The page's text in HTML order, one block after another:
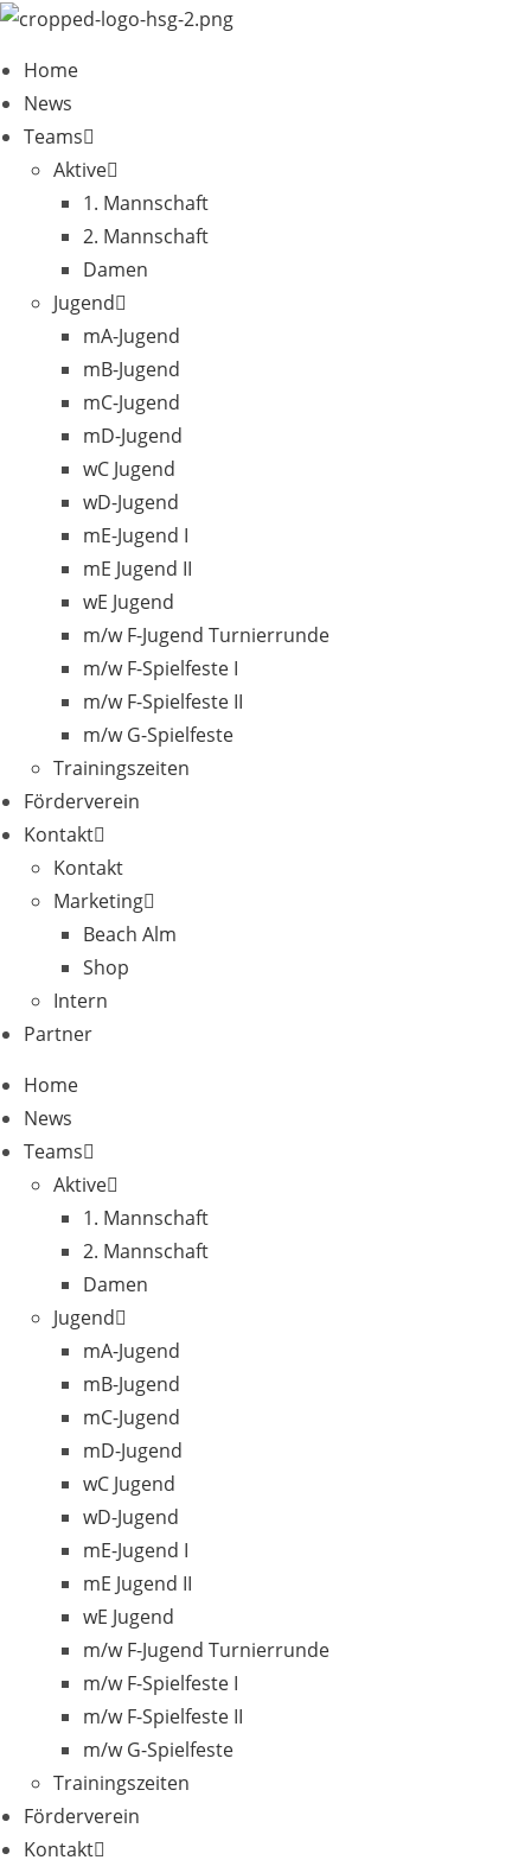
Zum
springen
Home
News
Teams
Aktive
1. Mannschaft
2. Mannschaft
Damen
Jugend
mA-Jugend
mB-Jugend
mC-Jugend
mD-Jugend
wC Jugend
wD-Jugend
mE-Jugend I
mE Jugend II
wE Jugend
m/w F-Jugend Turnierrunde
m/w F-Spielfeste I
m/w F-Spielfeste II
m/w G-Spielfeste
Trainingszeiten
Förderverein
Kontakt
Kontakt
Marketing
Beach Alm
Shop
Intern
Partner
Home
News
Teams
Aktive
1. Mannschaft
2. Mannschaft
Damen
Jugend
mA-Jugend
mB-Jugend
mC-Jugend
mD-Jugend
wC Jugend
wD-Jugend
mE-Jugend I
mE Jugend II
wE Jugend
m/w F-Jugend Turnierrunde
m/w F-Spielfeste I
m/w F-Spielfeste II
m/w G-Spielfeste
Trainingszeiten
Förderverein
Kontakt